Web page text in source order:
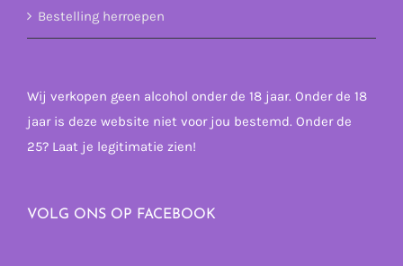
Bestelling herroepen
Wij verkopen geen alcohol onder de 18 jaar. Onder de 18
jaar is deze website niet voor jou bestemd. Onder de
25? Laat je legitimatie zien!
VOLG ONS OP FACEBOOK